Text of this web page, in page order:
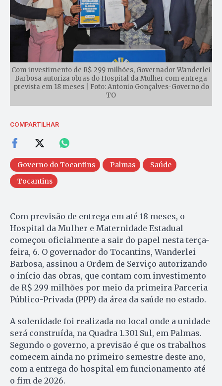
Com investimento de R$ 299 milhões, Governador Wanderlei
Barbosa autoriza obras do Hospital da Mulher com entrega
prevista em 18 meses | Foto: Antonio Gonçalves-Governo do
TO
COMPARTILHAR
Governo do Tocantins Palmas
Saúde
Tocantins
Com previsão de entrega em até 18 meses, o
Hospital da Mulher e Maternidade Estadual
começou oficialmente a sair do papel nesta terça-
feira, 6. O governador do Tocantins, Wanderlei
Barbosa, assinou a Ordem de Serviço autorizando
o início das obras, que contam com investimento
de R$ 299 milhões por meio da primeira Parceria
Público-Privada (PPP) da área da saúde no estado.
A solenidade foi realizada no local onde a unidade
será construída, na Quadra 1.301 Sul, em Palmas.
Segundo o governo, a previsão é que os trabalhos
comecem ainda no primeiro semestre deste ano,
com a entrega do hospital em funcionamento até
o fim de 2026.